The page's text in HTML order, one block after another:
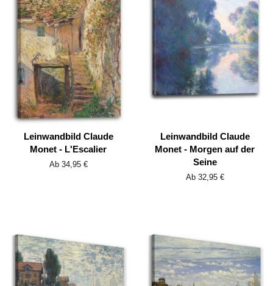
Leinwandbild Claude
Monet - L'Escalier
Ab 34,95 €
Leinwandbild Claude
Monet - Morgen auf der
Seine
Ab 32,95 €